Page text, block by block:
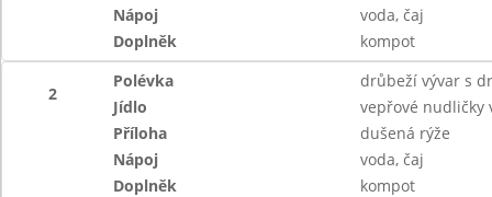
Nápoj
voda, čaj
Doplněk
kompot
2
Polévka
drůbeží vývar s
Jídlo
vepřové nudličky
Příloha
dušená rýže
Nápoj
voda, čaj
Doplněk
kompot